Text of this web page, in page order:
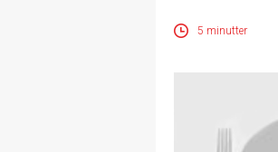
5 minutter